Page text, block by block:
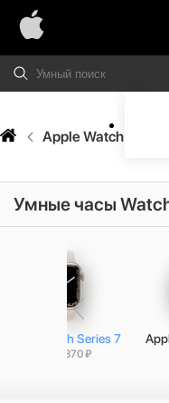
Apple Watch
Умные часы
Apple Watch Series 7
от 29 870 ₽